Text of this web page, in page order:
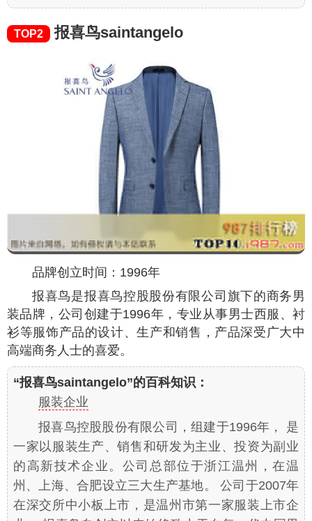
TOP2 报喜鸟saintangelo
品牌创立时间：1996年
报喜鸟是报喜鸟控股股份有限公司旗下的商务男
装品牌，公司创建于1996年，专业从事男士西服、衬
衫等服饰产品的设计、生产和销售，产品深受广大中
高端商务人士的喜爱。
“报喜鸟saintangelo”的百科知识：
服装企业
报喜鸟控股股份有限公司，组建于1996年， 是
一家以服装生产、销售和研发为主业、投资为副业
的高新技术企业。公司总部位于浙江温州，在温
州、上海、合肥设立三大生产基地。 公司于2007年
在深交所中小板上市，是温州市第一家服装上市企